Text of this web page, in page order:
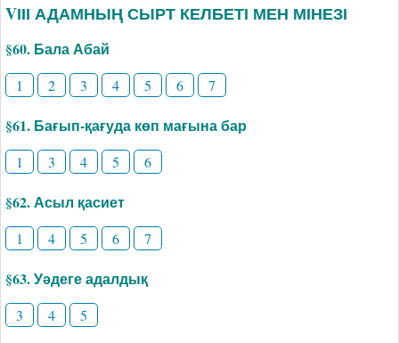
VІІІ АДАМНЫҢ СЫРТ КЕЛБЕТІ МЕН МІНЕЗІ
§60. Бала Абай
1 2 3 4 5 6 7
§61. Бағып-қағуда көп мағына бар
1 3 4 5 6
§62. Асыл қасиет
1 4 5 6 7
§63. Уәдеге адалдық
3 4 5